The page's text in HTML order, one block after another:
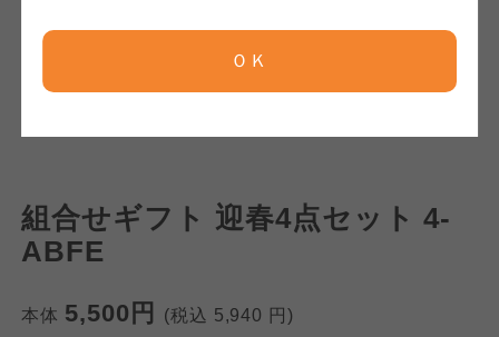
ＯＫ
組合せギフト 迎春4点セット 4-
ABFE
本体 5,500円 (税込 5,940 円)
ならコープ
よどがわ市民生協
ならコープ
大阪いずみ市民生協
ならコープ
よどがわ市民生協